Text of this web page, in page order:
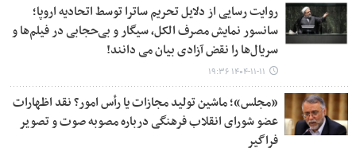
روایت رسایی از دلایل تحریم ساترا توسط اتحادیه اروپا؛
سانسور نمایش مصرف الکل، سیگار و بی‌حجابی در فیلم‌ها و
سریال‌ها را نقض آزادی بیان می دانند!
۱۴۰۴-۱۱-۱۱ ۱۹:۳۶
«مجلس»؛ ماشین تولید مجازات یا رأس امور؟ نقد اظهارات
عضو شورای انقلاب فرهنگی درباره مصوبه صوت و تصویر
فراگیر